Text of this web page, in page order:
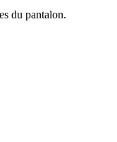
du pantalon.